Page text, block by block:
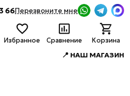
66Перезвоните мне
Избранное Сравнение Корзина
📍 НАШ МАГАЗИН